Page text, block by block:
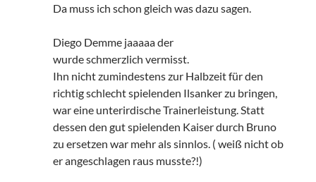
Da muss ich schon gleich was dazu sagen.
Diego Demme jaaaaa der
wurde schmerzlich vermisst.
Ihn nicht zumindestens zur Halbzeit für den
richtig schlecht spielenden Ilsanker zu bringen,
war eine unterirdische Trainerleistung. Statt
dessen den gut spielenden Kaiser durch Bruno
zu ersetzen war mehr als sinnlos. ( weiß nicht ob
er angeschlagen raus musste?!)